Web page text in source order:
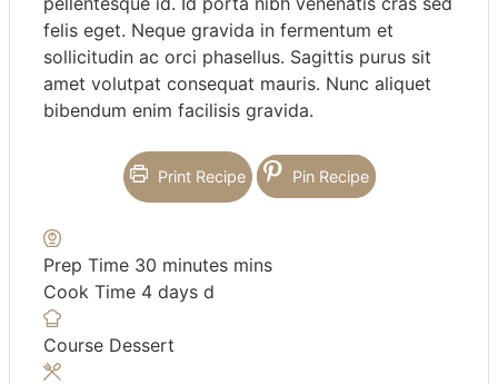
felis eget. Neque gravida in fermentum et
sollicitudin ac orci phasellus. Sagittis purus sit
amet volutpat consequat mauris. Nunc aliquet
bibendum enim facilisis gravida.
Print Recipe Pin Recipe
Prep Time 30 minutes mins
Cook Time 4 days d
Course Dessert